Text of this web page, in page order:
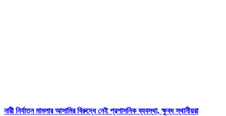
নারী নির্যাতন মামলার আসামির বিরুদ্ধে নেই প্রশাসনিক ব্যবস্থা, ক্ষুব্ধ স্থানীয়রা